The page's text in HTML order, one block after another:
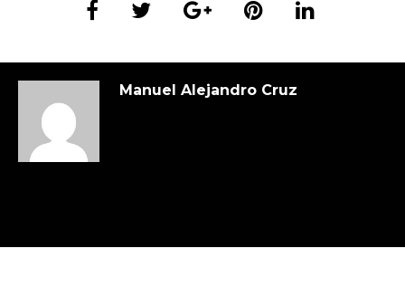
Manuel Alejandro Cruz